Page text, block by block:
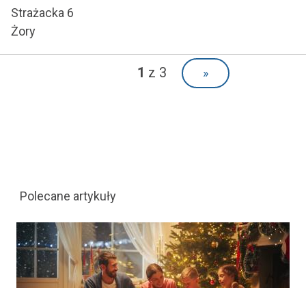
Strażacka 6
Żory
1 z 3 »
Polecane artykuły